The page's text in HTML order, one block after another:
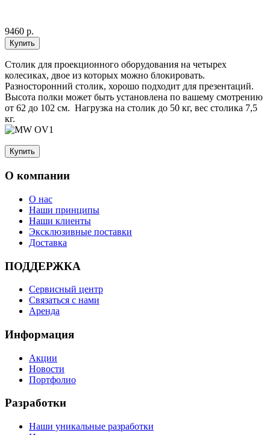
9460 р.
Столик для проекционного оборудования на четырех
колесиках, двое из которых можно блокировать.
Разносторонний столик, хорошо подходит для презентаций.
Высота полки может быть установлена по вашему смотрению
от 62 до 102 см. Нагрузка на столик до 50 кг, вес столика 7,5
кг.
О компании
О нас
Наши принципы
Наши клиенты
Эксклюзивные поставки
Доставка
ПОДДЕРЖКА
Сервисный центр
Связаться с нами
Аренда
Информация
Акции
Новости
Портфолио
Разработки
Наши уникальные разработки